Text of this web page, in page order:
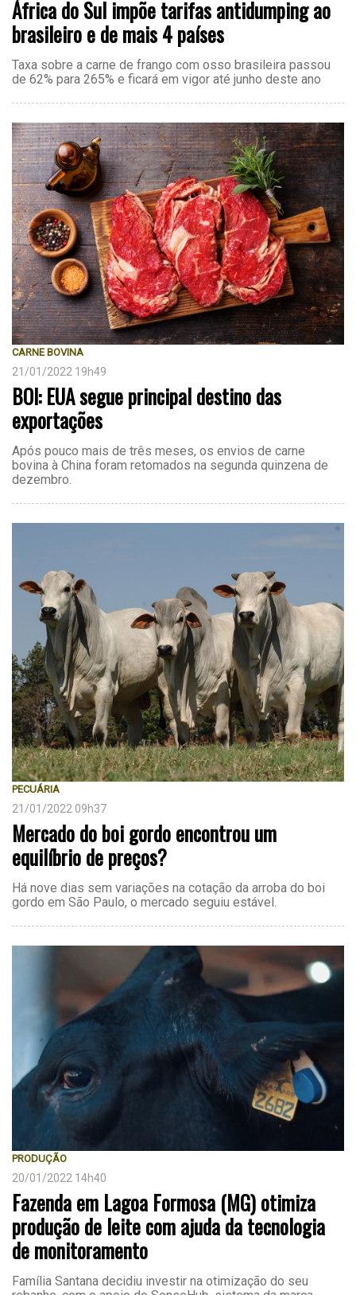
África do Sul impõe tarifas antidumping ao
brasileiro e de mais 4 países
Taxa sobre a carne de frango com osso brasileira passou
de 62% para 265% e ficará em vigor até junho deste ano
CARNE BOVINA
21/01/2022 19h49
BOI: EUA segue principal destino das
exportações
Após pouco mais de três meses, os envios de carne
bovina à China foram retomados na segunda quinzena de
dezembro.
PECUÁRIA
21/01/2022 09h37
Mercado do boi gordo encontrou um
equilíbrio de preços?
Há nove dias sem variações na cotação da arroba do boi
gordo em São Paulo, o mercado seguiu estável.
PRODUÇÃO
20/01/2022 14h40
Fazenda em Lagoa Formosa (MG) otimiza
produção de leite com ajuda da tecnologia
de monitoramento
Família Santana decidiu investir na otimização do seu